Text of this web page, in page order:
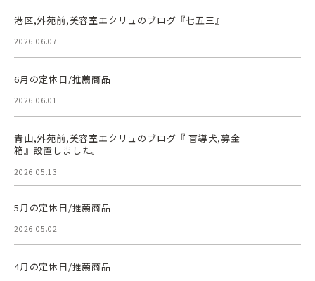
港区,外苑前,美容室エクリュのブログ『七五三』
2026.06.07
6月の定休日/推薦商品
2026.06.01
青山,外苑前,美容室エクリュのブログ『 盲導犬,募金
箱』設置しました。
2026.05.13
5月の定休日/推薦商品
2026.05.02
4月の定休日/推薦商品